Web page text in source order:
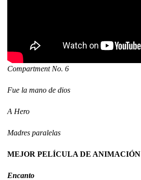
Compartment No. 6
Fue la mano de dios
A Hero
Madres paralelas
MEJOR PELÍCULA DE ANIMACIÓN
Encanto